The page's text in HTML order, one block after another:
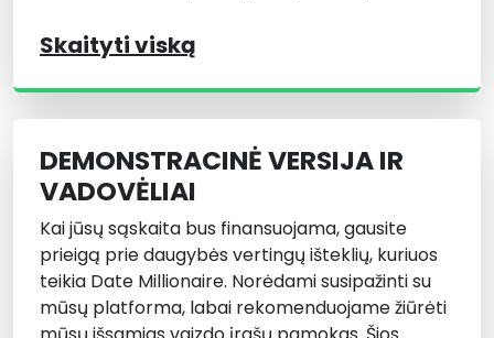
Skaityti viską
DEMONSTRACINĖ VERSIJA IR
VADOVĖLIAI
Kai jūsų sąskaita bus finansuojama, gausite
prieigą prie daugybės vertingų išteklių, kuriuos
teikia Date Millionaire. Norėdami susipažinti su
mūsų platforma, labai rekomenduojame žiūrėti